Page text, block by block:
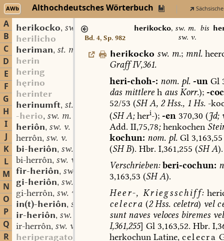
AWb Althochdeutsches Wörterbuch
A
B
C
D
E
F
G
H
I
J
K
L
M
N
O
P
Q
R
herikocko, sw. m.
herilicho
heriman, st. m.
herin
hering
hęrino
herinter
herinumft, st. f.
-herio, sw. m.
heriôn, sw. v.
herrôn, sw. v.
bi-heriôn, sw. v.
bi-herrôn, sw. v.
fir-heriôn, sw. v.
gi-heriôn, sw. v.
gi-herrôn, sw. v.
in(t)-heriôn, sw. v.
ir-heriôn, sw. v.
ir-herrôn, sw. v.
heriperagato
Bd. 4, Sp. 982
herikocko, sw. m. bis
sw. v.
herikocko sw. m.; mnl.
GraffIV,361.
heri-choh-: nom.pl. -unGl
das mittlereh ausKorr.); -
52/53 (SHA,2Hss., 1Hs.-
(SHA;heri-); -en370,30 (Jd;
Add. II,75,78;henkochen
kochun: nom.pl.Gl3,163,55
(SHB). Hbr. I,361,255 (SHA).
Verschrieben: beri-cochun:
3,163,53 (SHA).
Heer-, Kriegsschiff:
celecra (2Hss. celetra) vel
suntnavesvelocesbiremes vel
I,361,255] Gl3,163,52. Hbr.
herkochunLatine, celecra